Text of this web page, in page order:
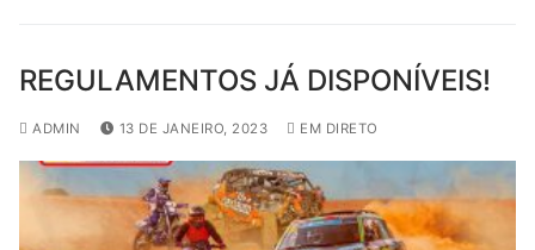
REGULAMENTOS JÁ DISPONÍVEIS!
ADMIN 13 DE JANEIRO, 2023 EM DIRETO